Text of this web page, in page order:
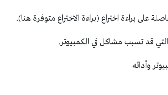
على براءة اختراع (براءة الاختراع متوفرة هنا).
وأدائه